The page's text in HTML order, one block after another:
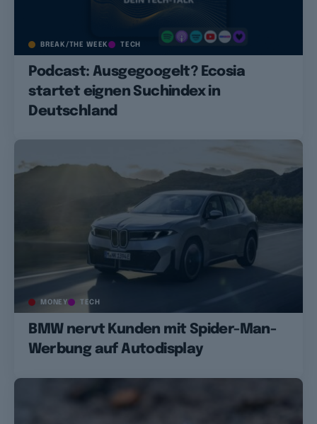
BREAK/THE WEEK TECH
Podcast: Ausgegoogelt? Ecosia
startet eignen Suchindex in
Deutschland
MONEY TECH
BMW nervt Kunden mit Spider-Man-
Werbung auf Autodisplay